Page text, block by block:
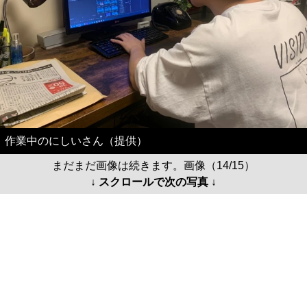
作業中のにしいさん（提供）
まだまだ画像は続きます。画像（14/15）
↓ スクロールで次の写真 ↓